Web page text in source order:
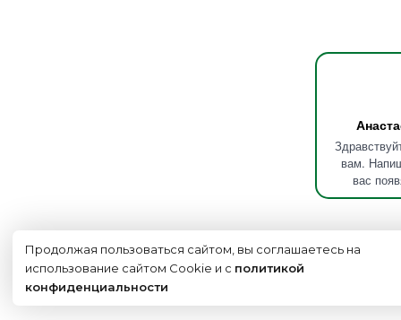
вам.
вас
Продолжая пользоваться сайтом, вы соглашаетесь на
использование сайтом Cookie и с политикой
конфиденциальности